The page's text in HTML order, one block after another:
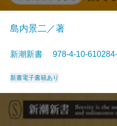
島内景二／著
新潮新書 978-4-10-
新書電子書籍あり